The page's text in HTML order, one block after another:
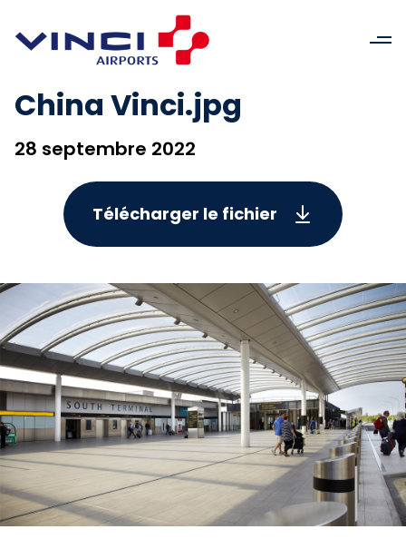
China Vinci.jpg
28 septembre 2022
Télécharger le fichier